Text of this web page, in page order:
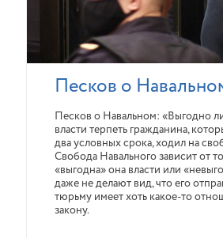
Песков о
Песков о Навальном: «Выгодно
власти терпеть гражданина,
два условных срока, ходил на
Свобода Навального зависит от
«выгодна» она власти или
даже не делают вид, что его
тюрьму имеет хоть какое-то
закону.